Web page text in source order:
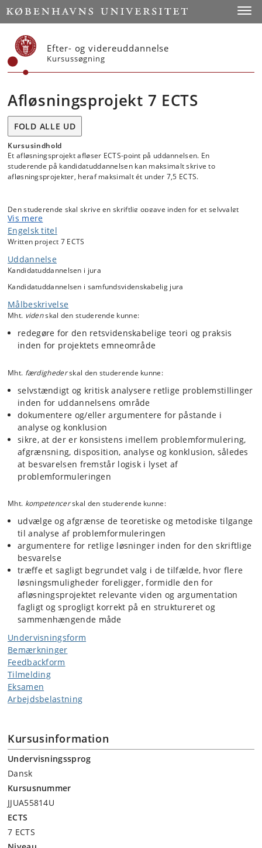
Start
Efter- og videreuddannelse
Kursussøgning
Afløsningsprojekt 7 ECTS
FOLD ALLE UD
Kursusindhold
Et afløsningsprojekt afløser ECTS-point på uddannelsen. En
studerende på kandidatuddannelsen kan maksimalt skrive to
afløsningsprojekter, heraf maksimalt ét under 7,5 ECTS.
Den studerende skal skrive en skriftlig opgave inden for et selvvalgt
emne.
Vis mere
Engelsk titel
Written project 7 ECTS
Uddannelse
Kandidatuddannelsen i jura
Kandidatuddannelsen i samfundsvidenskabelig jura
Målbeskrivelse
Mht. videnskal den studerende kunne:
redegøre for den retsvidenskabelige teori og praksis
inden for projektets emneområde
Mht. færdighederskal den studerende kunne:
selvstændigt og kritisk analysere retlige problemstillinger
inden for uddannelsens område
dokumentere og/eller argumentere for påstande i
analyse og konklusion
sikre, at der er konsistens imellem problemformulering,
afgrænsning, disposition, analyse og konklusion, således
at besvarelsen fremstår logisk i lyset af
problemformuleringen
Mht. kompetencerskal den studerende kunne:
udvælge og afgrænse de teoretiske og metodiske tilgange
til analyse af problemformuleringen
argumentere for retlige løsninger inden for den skriftlige
besvarelse
træffe et sagligt begrundet valg i de tilfælde, hvor flere
løsningsmuligheder foreligger, formidle den for
afløsningsprojektet relevante viden og argumentation
fagligt og sprogligt korrekt på en struktureret og
sammenhængende måde
Undervisningsform
Bemærkninger
Feedbackform
Tilmelding
Eksamen
Arbejdsbelastning
Kursusinformation
Undervisningssprog
Dansk
Kursusnummer
JJUA55814U
ECTS
7 ECTS